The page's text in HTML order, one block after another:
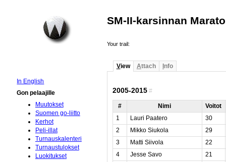
SM-II-karsinnan
Your trail:
View Attach Info
2005-2015 #
# Nimi
Voitot
1
Lauri Paatero
30
2
Mikko Siukola
29
3
Matti Siivola
22
4
Jesse Savo
21
In English
Gon pelaajille
Muutokset
Suomen go-liitto
Kerhot
Peli-illat
Turnauskalenteri
Turnaustulokset
Luokitukset